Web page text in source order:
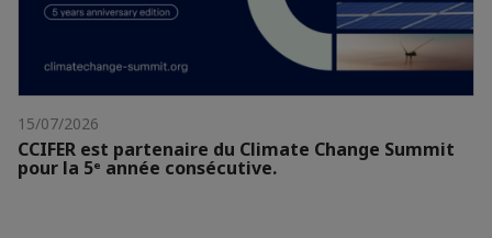
15/07/2026
CCIFER est partenaire du Climate Change Summit
pour la 5ᵉ année consécutive.